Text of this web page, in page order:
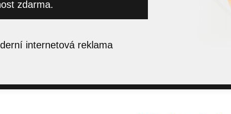
zdarma.
internetová reklama